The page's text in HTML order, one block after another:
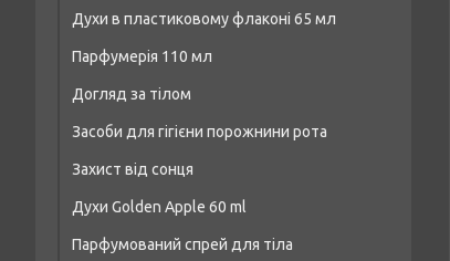
Духи в пластиковому флаконі 65 мл
Чоловічі парфуми аналог 65 мл
Жіночі парфуми аналог 65 мл
Унісекс-парфуми аналог 65 мл
Парфумерія 110 мл
Чоловіча парфумерія 110 мл
Парфумерія унісекс 110 мл
Жіноча парфумерія 110 мл
Догляд за тілом
Засоби для душу та ванни
Креми та лосьйони для тіла
Засоби для пілінгу тіла
Дезодоранти
Засоби для гігієни порожнини рота
Захист від сонця
Духи Golden Apple 60 ml
Жіночі парфуми Golden Apple 60 ml
Парфумований спрей для тіла